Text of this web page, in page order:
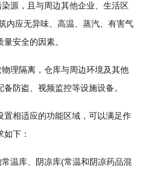
，且与周边其他企业、生活区
内应无异味、高温、蒸汽、有害气
安全的因素。
隔离，仓库与周边环境及其他
防盗、视频监控等设施设备。
相适应的功能区域，可以满足作
下：
库、阴凉库(常温和阴凉药品混